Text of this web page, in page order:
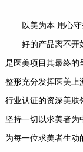
以美为本 用心守
好的产品离不开
是医美项目其最终的
整形充分发挥医美上
行业认证的资深美肤
坚持一切以求美者为
为每一位求美者生动